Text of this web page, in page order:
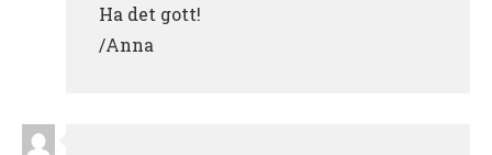
Ha det gott!
/Anna